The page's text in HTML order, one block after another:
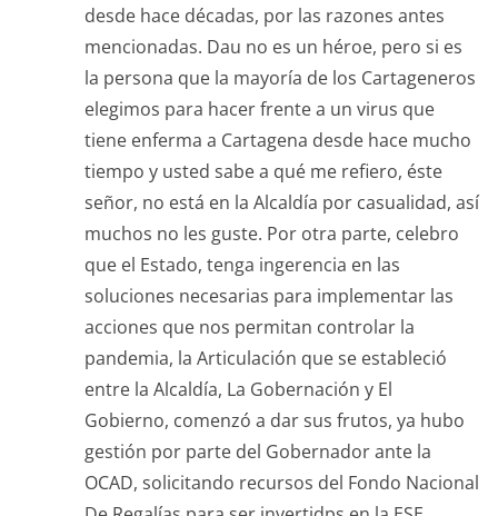
desde hace décadas, por las razones antes
mencionadas. Dau no es un héroe, pero si es
la persona que la mayoría de los Cartageneros
elegimos para hacer frente a un virus que
tiene enferma a Cartagena desde hace mucho
tiempo y usted sabe a qué me refiero, éste
señor, no está en la Alcaldía por casualidad, así
muchos no les guste. Por otra parte, celebro
que el Estado, tenga ingerencia en las
soluciones necesarias para implementar las
acciones que nos permitan controlar la
pandemia, la Articulación que se estableció
entre la Alcaldía, La Gobernación y El
Gobierno, comenzó a dar sus frutos, ya hubo
gestión por parte del Gobernador ante la
OCAD, solicitando recursos del Fondo Nacional